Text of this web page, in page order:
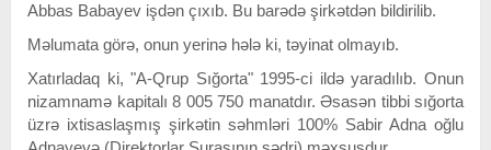
Abbas Babayev işdən çıxıb. Bu barədə şirkətdən bildirilib.
Məlumata görə, onun yerinə hələ ki, təyinat olmayıb.
Xatırladaq ki, "A-Qrup Sığorta" 1995-ci ildə yaradılıb. Onun
nizamnamə kapitalı 8 005 750 manatdır. Əsasən tibbi sığorta
üzrə ixtisaslaşmış şirkətin səhmləri 100% Sabir Adna oğlu